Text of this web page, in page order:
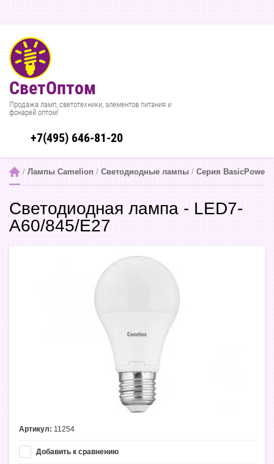
СветОптом
Продажа ламп, светотехники, элементов питания и
фонарей оптом!
+7(495) 646-81-20
/ Лампы Camelion / Светодиодные лампы / Серия BasicPower
Светодиодная лампа - LED7-
A60/845/E27
Артикул: 11254
Добавить к сравнению